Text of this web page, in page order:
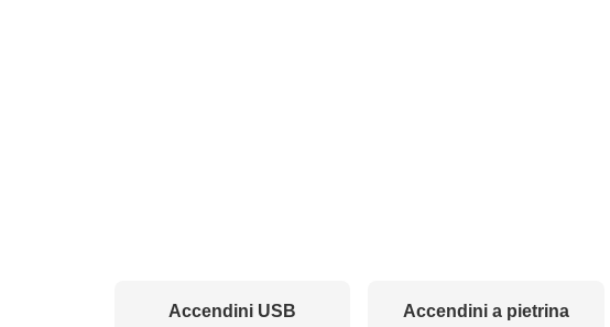
Accendini USB
Accendini a pietrina